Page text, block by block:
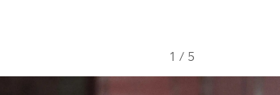
1 / 5